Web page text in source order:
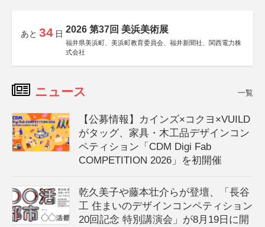
あと 34 日 2026 第37回 美浜美術展
福井県美浜町、美浜町教育委員会、福井新聞社、関西電力株
式会社
ニュース 一覧
【公募情報】カインズ×コクヨ×VUILD
がタッグ、家具・木工品デザインコン
ペティション「CDM Digi Fab
COMPETITION 2026」を初開催
乾久美子や藤本壮介らが登壇、「長谷
工 住まいのデザインコンペティション
20回記念 特別講演会」が8月19日に開